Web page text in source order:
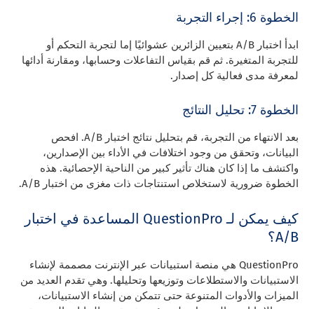
الخطوة 6: إجراء التجربة
ابدأ اختبار A/B بتعيين الزائرين عشوائيًا إما لتجربة التحكم أو
للتجربة المتغيرة. ثم قم بقياس التفاعلات وحسابها، ومقارنة أدائها
لمعرفة مدى فعالية كل إصدار.
الخطوة 7: تحليل النتائج
بعد الانتهاء من التجربة، قم بتحليل نتائج اختبار A/B. افحص
البيانات، وتحقق من وجود اختلافات في الأداء بين الإصدارين،
واكتشف ما إذا كان هناك تأثير كبير من الناحية الإحصائية. هذه
الخطوة ضرورية لاستخلاص استنتاجات ذات مغزى من اختبار A/B.
كيف يمكن لـ QuestionPro المساعدة في اختبار
A/B؟
QuestionPro هي منصة استبيانات عبر الإنترنت مصممة لإنشاء
الاستبيانات والاستطلاعات وتوزيعها وتحليلها. وهي تقدم العديد من
الميزات والأدوات المتنوعة حتى تتمكن من إنشاء الاستبيانات،